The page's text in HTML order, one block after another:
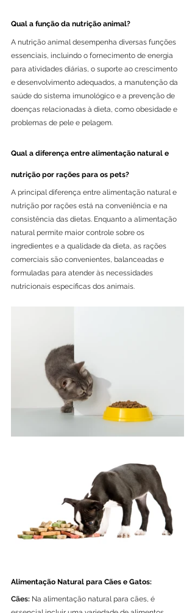
Qual a função da nutrição animal?
A nutrição animal desempenha diversas funções
essenciais, incluindo o fornecimento de energia
para atividades diárias, o suporte ao crescimento
e desenvolvimento adequados, a manutenção da
saúde do sistema imunológico e a prevenção de
doenças relacionadas à dieta, como obesidade e
problemas de pele e pelagem.
Qual a diferença entre alimentação natural e
nutrição por rações para os pets?
A principal diferença entre alimentação natural e
nutrição por rações está na conveniência e na
consistência das dietas. Enquanto a alimentação
natural permite maior controle sobre os
ingredientes e a qualidade da dieta, as rações
comerciais são convenientes, balanceadas e
formuladas para atender às necessidades
nutricionais específicas dos animais.
Alimentação Natural para Cães e Gatos:
Cães: Na alimentação natural para cães, é